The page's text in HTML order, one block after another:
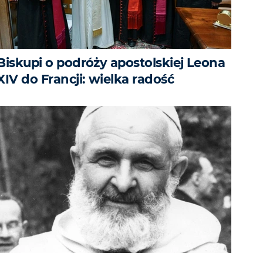
o podróży apostolskiej Leona
do Francji: wielka radość